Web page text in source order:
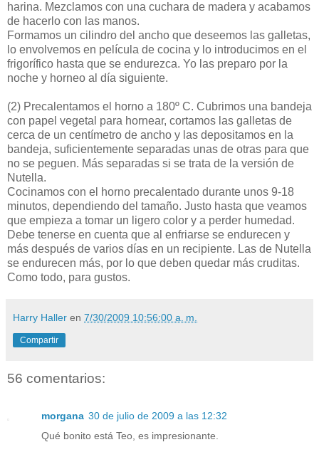
harina. Mezclamos con una cuchara de madera y acabamos
de hacerlo con las manos.
Formamos un cilindro del ancho que deseemos las galletas,
lo envolvemos en película de cocina y lo introducimos en el
frigorífico hasta que se endurezca. Yo las preparo por la
noche y horneo al día siguiente.
(2) Precalentamos el horno a 180º C. Cubrimos una bandeja
con papel vegetal para hornear, cortamos las galletas de
cerca de un centímetro de ancho y las depositamos en la
bandeja, suficientemente separadas unas de otras para que
no se peguen. Más separadas si se trata de la versión de
Nutella.
Cocinamos con el horno precalentado durante unos 9-18
minutos, dependiendo del tamaño. Justo hasta que veamos
que empieza a tomar un ligero color y a perder humedad.
Debe tenerse en cuenta que al enfriarse se endurecen y
más después de varios días en un recipiente. Las de Nutella
se endurecen más, por lo que deben quedar más cruditas.
Como todo, para gustos.
Harry Haller en 7/30/2009 10:56:00 a. m.
Compartir
56 comentarios:
morgana 30 de julio de 2009 a las 12:32
Qué bonito está Teo, es impresionante.